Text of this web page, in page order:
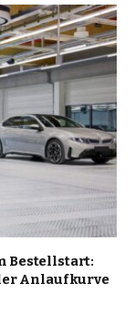
Bestellstart:
Anlaufkurve